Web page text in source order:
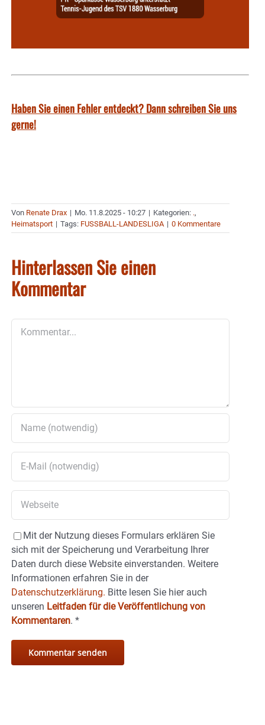
Haben Sie einen Fehler entdeckt? Dann schreiben Sie uns
gerne!
Von Renate Drax | Mo. 11.8.2025 - 10:27 | Kategorien: .,
Heimatsport | Tags: FUSSBALL-LANDESLIGA | 0 Kommentare
Hinterlassen Sie einen
Kommentar
Mit der Nutzung dieses Formulars erklären Sie
sich mit der Speicherung und Verarbeitung Ihrer
Daten durch diese Website einverstanden. Weitere
Informationen erfahren Sie in der
Datenschutzerklärung. Bitte lesen Sie hier auch
unseren Leitfaden für die Veröffentlichung von
Kommentaren. *